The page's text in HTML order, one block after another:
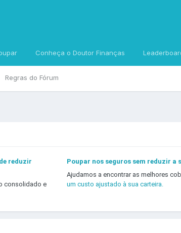
Regras do Fórum
Conheça o Doutor Finanças
reduzir
consolidado e
Poupar nos seguros sem reduzir a
Ajudamos a encontrar as melhores
um custo ajustado à sua carteira.